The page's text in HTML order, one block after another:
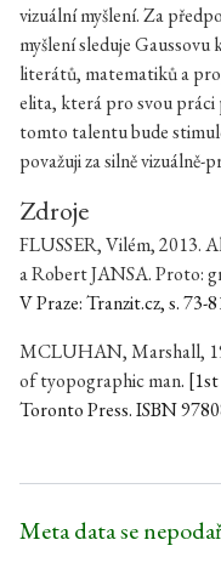
vizuální myšlení. Za
myšlení sleduje
literátů, matematiků a
elita, která pro svou práci
tomto talentu bude
považuji za silně vizuálně-
Zdroje
FLUSSER, Vilém, 2013.
a Robert JANSA.Proto:
V Praze: Tranzit.cz, s. 73-
MCLUHAN, Marshall,
of tyopographic man.
Toronto Press. ISBN
Meta data se